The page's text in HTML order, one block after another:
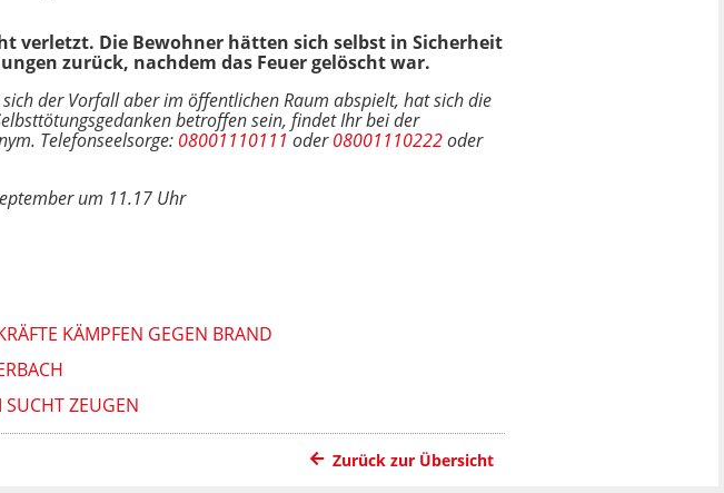
verletzt. Die Bewohner hätten sich selbst in Sicherheit
zurück, nachdem das Feuer gelöscht war.
der Vorfall aber im öffentlichen Raum abspielt, hat sich die
betroffen sein, findet Ihr bei der
Telefonseelsorge: 08001110111 oder08001110222oder
um 11.17 Uhr
KÄMPFEN GEGEN BRAND
SUCHT ZEUGEN
Zurück zur Übersicht